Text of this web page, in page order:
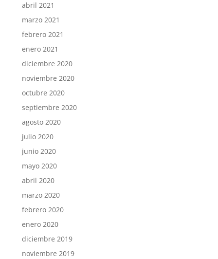
abril 2021
marzo 2021
febrero 2021
enero 2021
diciembre 2020
noviembre 2020
octubre 2020
septiembre 2020
agosto 2020
julio 2020
junio 2020
mayo 2020
abril 2020
marzo 2020
febrero 2020
enero 2020
diciembre 2019
noviembre 2019